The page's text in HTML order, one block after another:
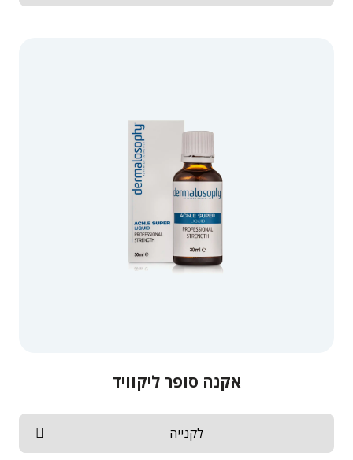
אקנה סופר ליקוויד
לקנייה